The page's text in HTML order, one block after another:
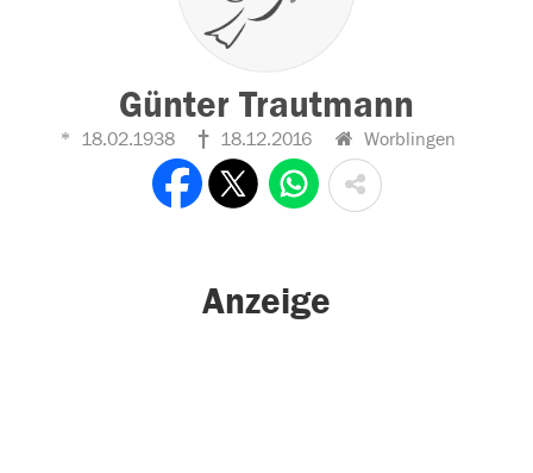
Günter Trautmann
18.02.1938 18.12.2016 Worblingen
Anzeige